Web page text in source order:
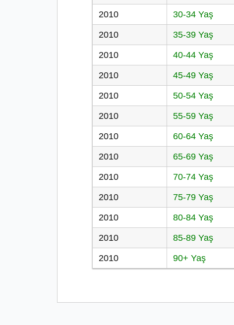
2010 30-34 Yaş
2010 35-39 Yaş
2010 40-44 Yaş
2010 45-49 Yaş
2010 50-54 Yaş
2010 55-59 Yaş
2010 60-64 Yaş
2010 65-69 Yaş
2010 70-74 Yaş
2010 75-79 Yaş
2010 80-84 Yaş
2010 85-89 Yaş
2010 90+ Yaş